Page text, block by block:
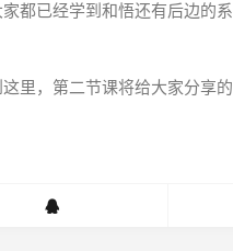
都已经学到和悟还有后边的
里，第二节课将给大家分享